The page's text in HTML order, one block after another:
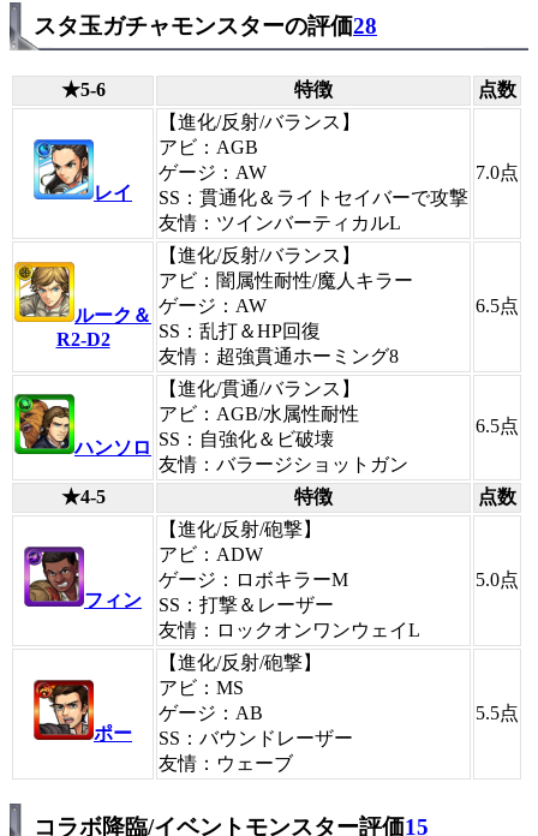
スタ玉ガチャモンスターの評価28
★5-6 特徴 点数
レイ
【進化/反射/バランス】
アビ：AGB
ゲージ：AW
SS：貫通化＆ライトセイバーで攻撃
友情：ツインバーティカルL
7.0点
ルーク＆
R2-D2
【進化/反射/バランス】
アビ：闇属性耐性/魔人キラー
ゲージ：AW
SS：乱打＆HP回復
友情：超強貫通ホーミング8
6.5点
ハンソロ
【進化/貫通/バランス】
アビ：AGB/水属性耐性
SS：自強化＆ビ破壊
友情：バラージショットガン
6.5点
★4-5 特徴 点数
フィン
【進化/反射/砲撃】
アビ：ADW
ゲージ：ロボキラーM
SS：打撃＆レーザー
友情：ロックオンワンウェイL
5.0点
ポー
【進化/反射/砲撃】
アビ：MS
ゲージ：AB
SS：バウンドレーザー
友情：ウェーブ
5.5点
コラボ降臨/イベントモンスター評価15